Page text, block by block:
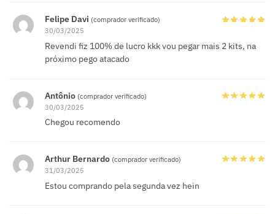
Felipe Davi (comprador verificado)
30/03/2025
Revendi fiz 100% de lucro kkk vou pegar mais 2 kits, na
próximo pego atacado
Antônio (comprador verificado)
30/03/2025
Chegou recomendo
Arthur Bernardo (comprador verificado)
31/03/2025
Estou comprando pela segunda vez hein